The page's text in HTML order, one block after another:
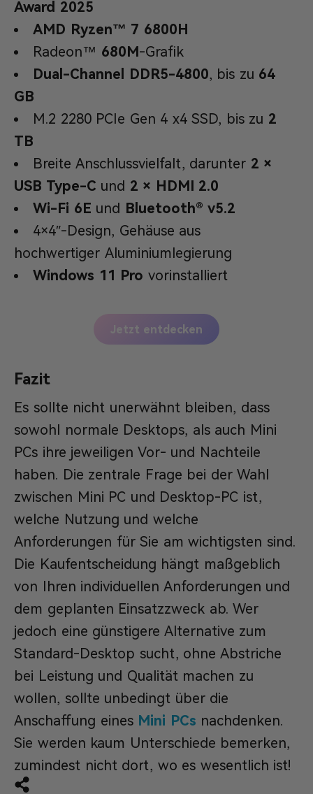
Award 2025
AMD Ryzen™ 7 6800H
Radeon™ 680M-Grafik
Dual-Channel DDR5-4800, bis zu 64
GB
M.2 2280 PCIe Gen 4 x4 SSD, bis zu 2
TB
Breite Anschlussvielfalt, darunter 2 ×
USB Type-C und 2 × HDMI 2.0
Wi-Fi 6E und Bluetooth® v5.2
4×4″-Design, Gehäuse aus
hochwertiger Aluminiumlegierung
Windows 11 Pro vorinstalliert
Jetzt entdecken
Fazit
Es sollte nicht unerwähnt bleiben, dass
sowohl normale Desktops, als auch Mini
PCs ihre jeweiligen Vor- und Nachteile
haben. Die zentrale Frage bei der Wahl
zwischen Mini PC und Desktop-PC ist,
welche Nutzung und welche
Anforderungen für Sie am wichtigsten sind.
Die Kaufentscheidung hängt maßgeblich
von Ihren individuellen Anforderungen und
dem geplanten Einsatzzweck ab. Wer
jedoch eine günstigere Alternative zum
Standard-Desktop sucht, ohne Abstriche
bei Leistung und Qualität machen zu
wollen, sollte unbedingt über die
Anschaffung eines Mini PCs nachdenken.
Sie werden kaum Unterschiede bemerken,
zumindest nicht dort, wo es wesentlich ist!